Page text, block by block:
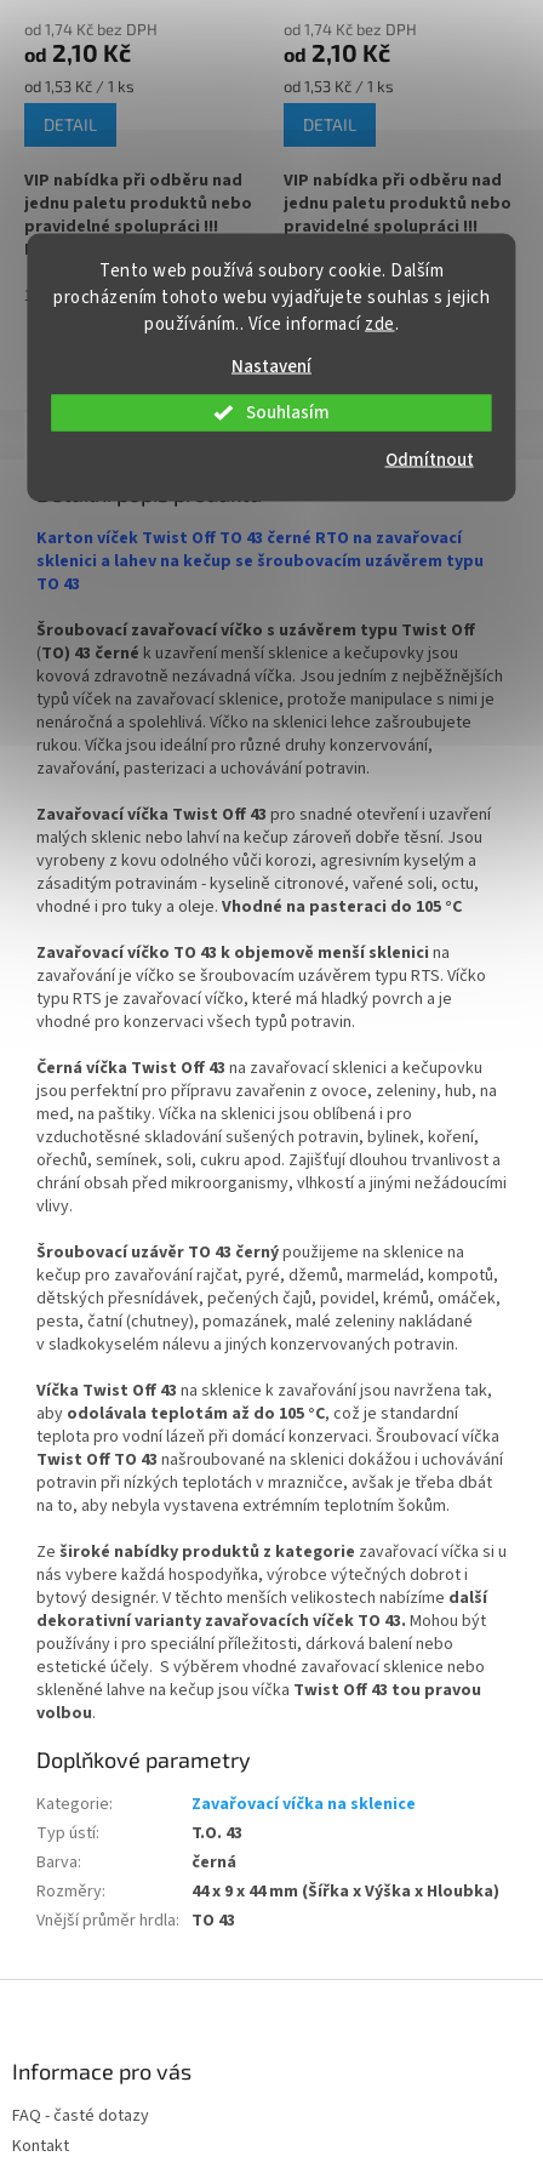
Tento web používá soubory cookie. Dalším
procházením tohoto webu vyjadřujete souhlas s jejich
používáním.. Více informacízde.
Nastavení
Odmítnout
Souhlasím
objednejteZDE objednejteZDE
od 1,74 Kč bez DPH
od 2,10 Kč
Měrná
cena:
od 1,53 Kč / 1 ks
DETAIL
VIP nabídka při odběru nad
jednu paletu produktů nebo
pravidelné spolupráci !!!
Kontaktujte nás :
info@zavarovacisklo.cz
Víčko na sklenici s uzávěrem
✅ Šroubovací víčko pro snadné
✅ Pro výhodnější cenu kupte
celý karton
✅ Víčka skladem a ihned k
odeslání!
1 3400
od 1,74 Kč bez DPH
od 2,10 Kč
Měrná
cena:
od 1,53 Kč / 1 ks
DETAIL
VIP nabídka při odběru nad
jednu paletu produktů nebo
pravidelné spolupráci !!!
info@zavarovacisklo.cz
✅Víčko na sklenici s uzávěrem
✅ Šroubovací víčko pro snadné
otevření sklenice
✅ Různé varianty víček TO 43
✅ Pro výhodnější cenu kupte
celý karton
odeslání!
Kupte karton víček a máte
na něj dopravu ZDARMA!
1 3400
ZOBRAZIT VŠECHNY PODOBNÉ PRODUKTY
Popis Hodnocení
Karton víček Twist Off TO 43 černé RTO na zavařovací
sklenici a lahev na kečup se šroubovacím uzávěrem typu
TO 43
Šroubovací zavařovací víčko s uzávěrem typu Twist Off
(TO) 43 černé k uzavření menší sklenice a kečupovky jsou
kovová zdravotně nezávadná víčka. Jsou jedním z nejběžnějších
typů víček na zavařovací sklenice, protože manipulace s nimi je
nenáročná a spolehlivá. Víčko na sklenici lehce zašroubujete
rukou. Víčka jsou ideální pro různé druhy konzervování,
zavařování, pasterizaci a uchovávání potravin.
Zavařovací víčka Twist Off 43 pro snadné otevření i uzavření
malých sklenic nebo lahví na kečup zároveň dobře těsní. Jsou
vyrobeny z kovu odolného vůči korozi, agresivním kyselým a
zásaditým potravinám - kyselině citronové, vařené soli, octu,
vhodné i pro tuky a oleje. Vhodné na pasteraci do 105 °C
Zavařovací víčko TO 43 k objemově menší sklenici na
zavařování je víčko se šroubovacím uzávěrem typu RTS. Víčko
typu RTS je zavařovací víčko, které má hladký povrch a je
vhodné pro konzervaci všech typů potravin.
Černá víčka Twist Off 43 na zavařovací sklenici a kečupovku
jsou perfektní pro přípravu zavařenin z ovoce, zeleniny, hub, na
med, na paštiky. Víčka na sklenici jsou oblíbená i pro
vzduchotěsné skladování sušených potravin, bylinek, koření,
ořechů, semínek, soli, cukru apod. Zajišťují dlouhou trvanlivost a
chrání obsah před mikroorganismy, vlhkostí a jinými nežádoucími
vlivy.
Šroubovací uzávěr TO 43 černýpoužijeme na sklenice na
kečup pro zavařování rajčat, pyré, džemů, marmelád, kompotů,
dětských přesnídávek, pečených čajů, povidel, krémů, omáček,
pesta, čatní (chutney), pomazánek, malé zeleniny nakládané
v sladkokyselém nálevu a jiných konzervovaných potravin.
Víčka Twist Off 43 na sklenice k zavařování jsou navržena tak,
aby odolávala teplotám až do 105 °C, což je standardní
teplota pro vodní lázeň při domácí konzervaci. Šroubovací víčka
Twist Off TO 43 našroubované na sklenici dokážou i uchovávání
potravin při nízkých teplotách vmrazničce, avšak je třeba dbát
na to, aby nebyla vystavena extrémním teplotním šokům.
Ze široké nabídky produktů z kategorie zavařovací víčka si u
nás vybere každá hospodyňka, výrobce výtečných dobrot i
bytový designér. V těchto menších velikostech nabízíme další
dekorativní varianty zavařovacích víček TO 43. Mohou být
používány i pro speciální příležitosti, dárková balení nebo
estetické účely. S výběrem vhodné zavařovací sklenice nebo
skleněné lahve na kečup jsou víčka Twist Off 43 tou pravou
volbou.
Doplňkové parametry
Kategorie:
Zavařovací víčka na sklenice
Typ ústí:
T.O. 43
Barva:
černá
Rozměry:
44 x 9 x 44 mm (Šířka x Výška x Hloubka)
Vnější průměr hrdla: TO 43
Informace pro vás
FAQ - časté dotazy
Kontakt